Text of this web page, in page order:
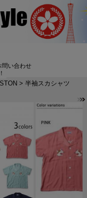
問い合わせ
> 半袖スカシャツ